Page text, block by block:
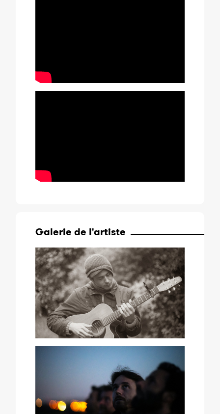
Galerie de l'artiste